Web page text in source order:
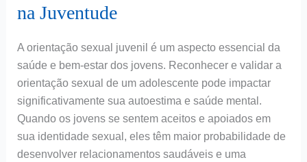
na Juventude
A orientação sexual juvenil é um aspecto essencial da
saúde e bem-estar dos jovens. Reconhecer e validar a
orientação sexual de um adolescente pode impactar
significativamente sua autoestima e saúde mental.
Quando os jovens se sentem aceitos e apoiados em
sua identidade sexual, eles têm maior probabilidade de
desenvolver relacionamentos saudáveis e uma